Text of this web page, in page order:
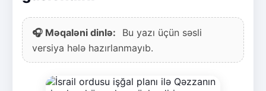
🎧 Məqaləni dinlə:
Bu yazı üçün səsli
versiya hələ hazırlanmayıb.